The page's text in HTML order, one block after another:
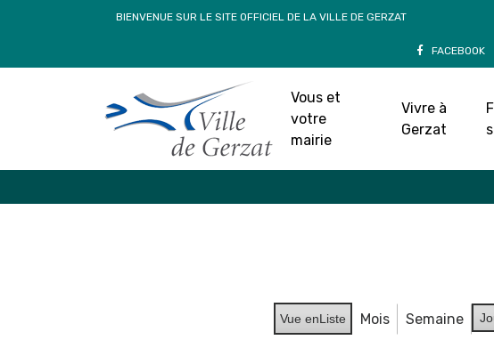
BIENVENUE SUR LE SITE OFFICIEL DE LA VILLE DE GERZAT
FACEBOOK
Vous et
votre
mairie
Vivre à
Gerzat
Vue enListe Mois Semaine